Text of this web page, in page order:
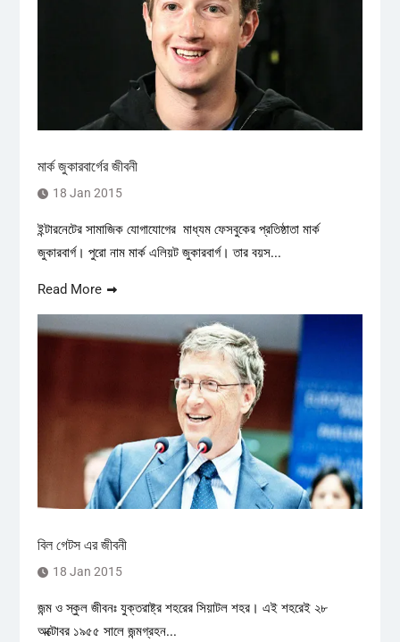
মার্ক জুকারবার্গের জীবনী
18 Jan 2015
ইন্টারনেটের সামাজিক যোগাযোগের মাধ্যম ফেসবুকের প্রতিষ্ঠাতা মার্ক
জুকারবার্গ। পুরো নাম মার্ক এলিয়ট জুকারবার্গ। তার বয়স...
Read More
বিল গেটস এর জীবনী
18 Jan 2015
জন্ম ও স্কুল জীবনঃ যুক্তরাষ্ট্র শহরের সিয়াটল শহর। এই শহরেই ২৮
অক্টোবর ১৯৫৫ সালে জন্মগ্রহন...